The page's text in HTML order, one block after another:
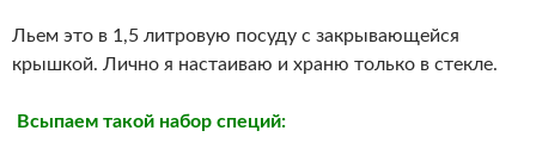
Льем это в 1,5 литровую посуду с закрывающейся
крышкой. Лично я настаиваю и храню только в стекле.
Всыпаем такой набор специй: